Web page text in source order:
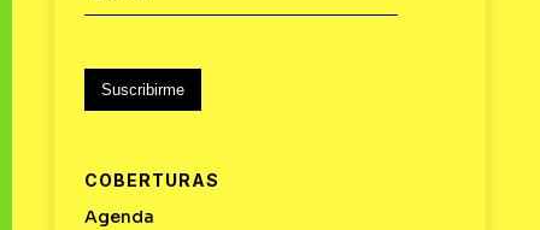
Suscribirme
COBERTURAS
Agenda